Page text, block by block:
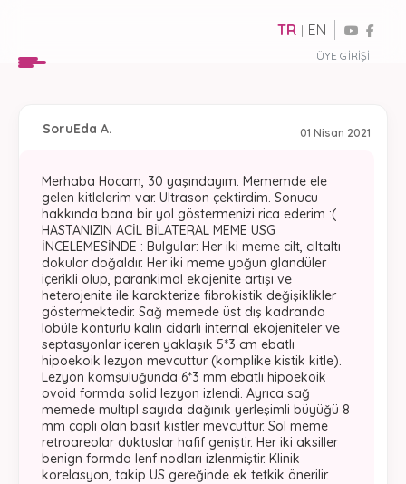
ÜYE GIRIŞI
TR | EN
01 Nisan 2021
SoruEda A.
Merhaba Hocam, 30 yaşındayım. Mememde ele
gelen kitlelerim var. Ultrason çektirdim. Sonucu
hakkında bana bir yol göstermenizi rica ederim :(
HASTANIZIN ACİL BİLATERAL MEME USG
İNCELEMESİNDE : Bulgular: Her iki meme cilt, ciltaltı
dokular doğaldır. Her iki meme yoğun glandüler
içerikli olup, parankimal ekojenite artışı ve
heterojenite ile karakterize fibrokistik değişiklikler
göstermektedir. Sağ memede üst dış kadranda
lobüle konturlu kalın cidarlı internal ekojeniteler ve
septasyonlar içeren yaklaşık 5*3 cm ebatlı
hipoekoik lezyon mevcuttur (komplike kistik kitle).
Lezyon komşuluğunda 6*3 mm ebatlı hipoekoik
ovoid formda solid lezyon izlendi. Ayrıca sağ
memede multıpl sayıda dağınık yerleşimli büyüğü 8
mm çaplı olan basit kistler mevcuttur. Sol meme
retroareolar duktuslar hafif geniştir. Her iki aksiller
benign formda lenf nodları izlenmiştir. Klinik
korelasyon, takip US gereğinde ek tetkik önerilir.